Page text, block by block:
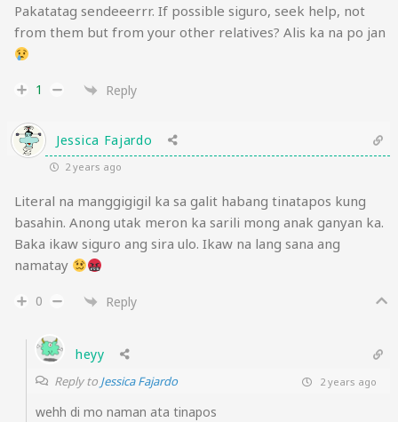
Pakatatag sendeeerrr. If possible siguro, seek help, not
from them but from your other relatives? Alis ka na po jan
1 Reply
Jessica Fajardo
2 years ago
Literal na manggigigil ka sa galit habang tinatapos kung
basahin. Anong utak meron ka sarili mong anak ganyan ka.
Baka ikaw siguro ang sira ulo. Ikaw na lang sana ang
namatay
0 Reply
heyy
Reply to Jessica Fajardo 2 years ago
wehh di mo naman ata tinapos